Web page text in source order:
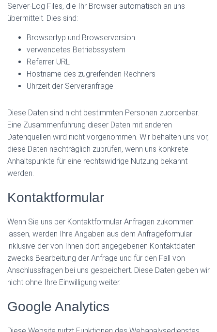
Server-Log Files, die Ihr Browser automatisch an uns
übermittelt. Dies sind:
Browsertyp und Browserversion
verwendetes Betriebssystem
Referrer URL
Hostname des zugreifenden Rechners
Uhrzeit der Serveranfrage
Diese Daten sind nicht bestimmten Personen zuordenbar.
Eine Zusammenführung dieser Daten mit anderen
Datenquellen wird nicht vorgenommen. Wir behalten uns vor,
diese Daten nachträglich zuprüfen, wenn uns konkrete
Anhaltspunkte für eine rechtswidrige Nutzung bekannt
werden.
Kontaktformular
Wenn Sie uns per Kontaktformular Anfragen zukommen
lassen, werden Ihre Angaben aus dem Anfrageformular
inklusive der von Ihnen dort angegebenen Kontaktdaten
zwecks Bearbeitung der Anfrage und für den Fall von
Anschlussfragen bei uns gespeichert. Diese Daten geben wir
nicht ohne Ihre Einwilligung weiter.
Google Analytics